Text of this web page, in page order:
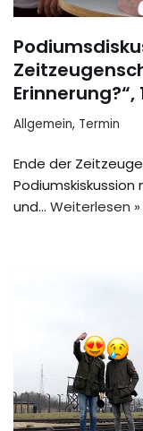
Erinnerung?“,
Allgemein, Termin
Ende der
Podiumskiskussion
und… Weiterlesen »